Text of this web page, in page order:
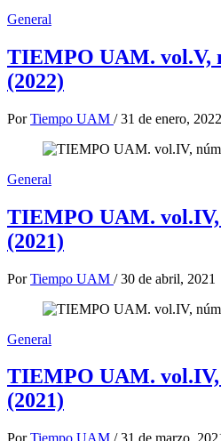
General
TIEMPO UAM. vol.V,
(2022)
Por Tiempo UAM / 31 de enero, 2022
General
TIEMPO UAM.
(2021)
Por Tiempo UAM / 30 de abril, 2021
General
TIEMPO UAM. vol.IV,
(2021)